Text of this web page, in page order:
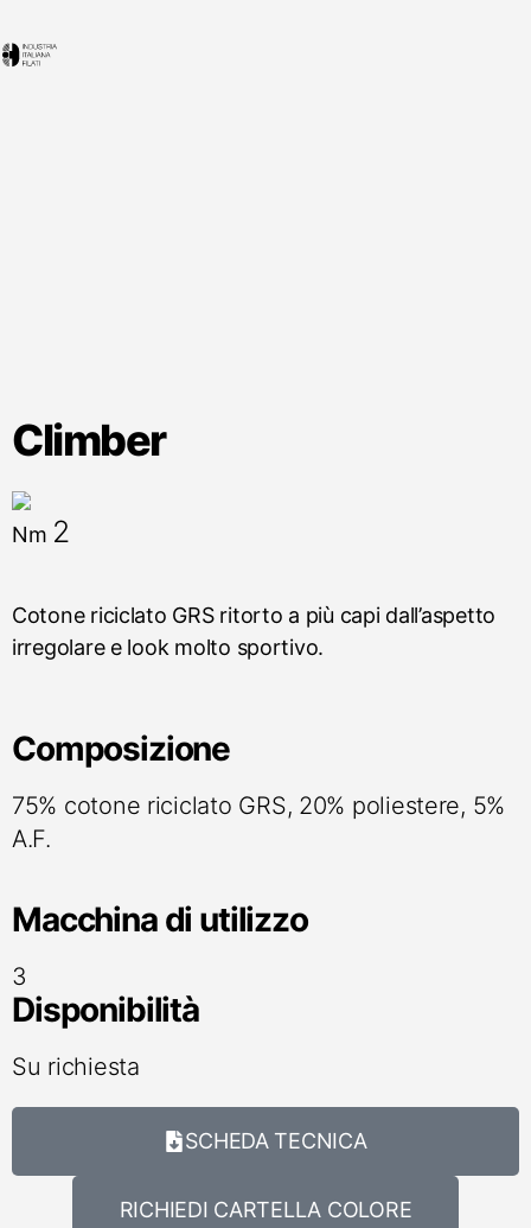
Climber
Nm 2
Cotone riciclato GRS ritorto a più capi dall’aspetto
irregolare e look molto sportivo.
Composizione
75% cotone riciclato GRS, 20% poliestere, 5%
A.F.
Macchina di utilizzo
3
Disponibilità
Su richiesta
SCHEDA TECNICA
RICHIEDI CARTELLA COLORE